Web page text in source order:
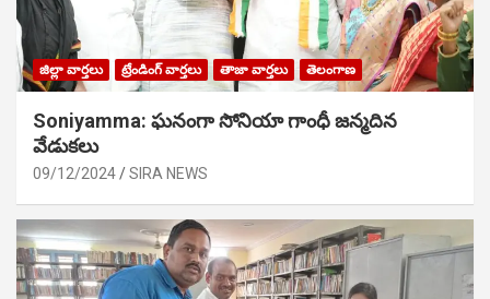
జిల్లా వార్తలు ట్రేండింగ్ వార్తలు తాజా వార్తలు తెలంగాణ
Soniyamma: ఘ‌నంగా సోనియా గాంధీ జ‌న్మ‌దిన
వేడుక‌లు
09/12/2024 SIRA NEWS